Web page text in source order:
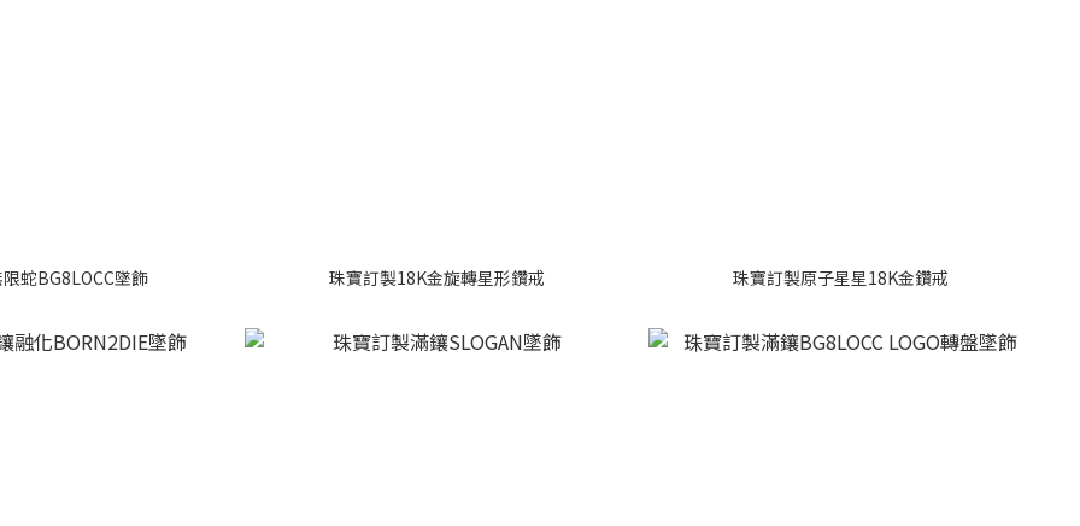
蛇BG8LOCC墜飾 珠寶訂製18K金旋轉星形鑽戒 珠寶訂製原子星星18K金鑽戒